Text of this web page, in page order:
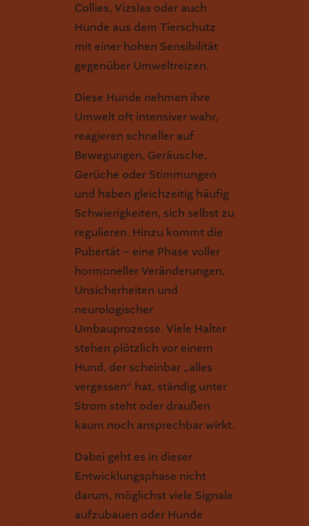
Collies, Vizslas oder auch
Hunde aus dem Tierschutz
mit einer hohen Sensibilität
gegenüber Umweltreizen.
Diese Hunde nehmen ihre
Umwelt oft intensiver wahr,
reagieren schneller auf
Bewegungen, Geräusche,
Gerüche oder Stimmungen
und haben gleichzeitig häufig
Schwierigkeiten, sich selbst zu
regulieren. Hinzu kommt die
Pubertät – eine Phase voller
hormoneller Veränderungen,
Unsicherheiten und
neurologischer
Umbauprozesse. Viele Halter
stehen plötzlich vor einem
Hund, der scheinbar „alles
vergessen“ hat, ständig unter
Strom steht oder draußen
kaum noch ansprechbar wirkt.
Dabei geht es in dieser
Entwicklungsphase nicht
darum, möglichst viele Signale
aufzubauen oder Hunde